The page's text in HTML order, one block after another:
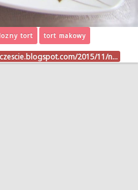
tort tort makowy
2015/11/n…